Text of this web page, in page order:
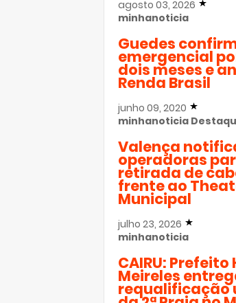
agosto 03, 2026
minhanoticia
Guedes
emergencial
dois meses e
Renda Brasil
junho 09, 2020
minhanoticia
Valença
operadoras
retirada de
frente ao
Municipal
julho 23, 2026
minhanoticia
CAIRU: Prefeito
Meireles
requalificação